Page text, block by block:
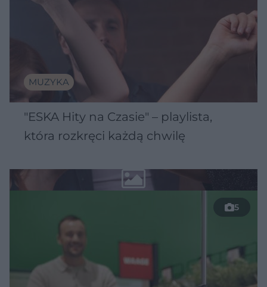
MUZYKA
"ESKA Hity na Czasie" – playlista,
która rozkręci każdą chwilę
5